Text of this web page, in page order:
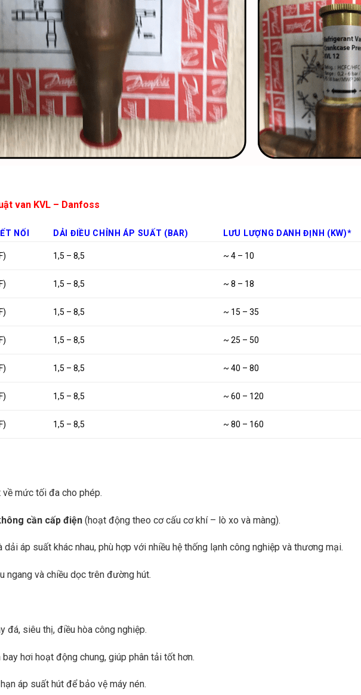
van KVL – Danfoss
NỐI DẢI ĐIỀU CHỈNH ÁP SUẤT (BAR) LƯU LƯỢNG DANH ĐỊNH (KW)*
1,5 – 8,5 ~ 4 – 10
1,5 – 8,5 ~ 8 – 18
1,5 – 8,5 ~ 15 – 35
1,5 – 8,5 ~ 25 – 50
1,5 – 8,5 ~ 40 – 80
1,5 – 8,5 ~ 60 – 120
1,5 – 8,5 ~ 80 – 160
mức tối đa cho phép.
cần cấp điện (hoạt động theo cơ cấu cơ khí – lò xo và màng).
dải áp suất khác nhau, phù hợp với nhiều hệ thống lạnh công nghiệp và thương mại.
ngang và chiều dọc trên đường hút.
đá, siêu thị, điều hòa công nghiệp.
bay hơi hoạt động chung, giúp phân tải tốt hơn.
áp suất hút để bảo vệ máy nén.